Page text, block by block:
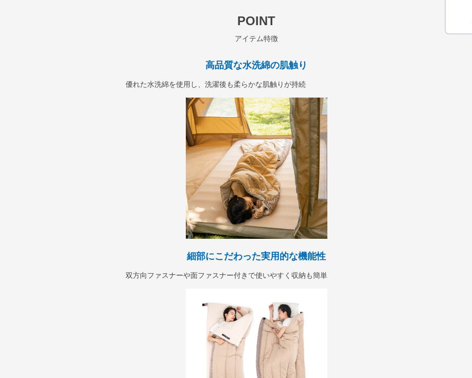
POINT
アイテム特徴
高品質な水洗綿の肌触り
優れた水洗綿を使用し、洗濯後も柔らかな肌触りが持続
細部にこだわった実用的な機能性
双方向ファスナーや面ファスナー付きで使いやすく収納も簡単